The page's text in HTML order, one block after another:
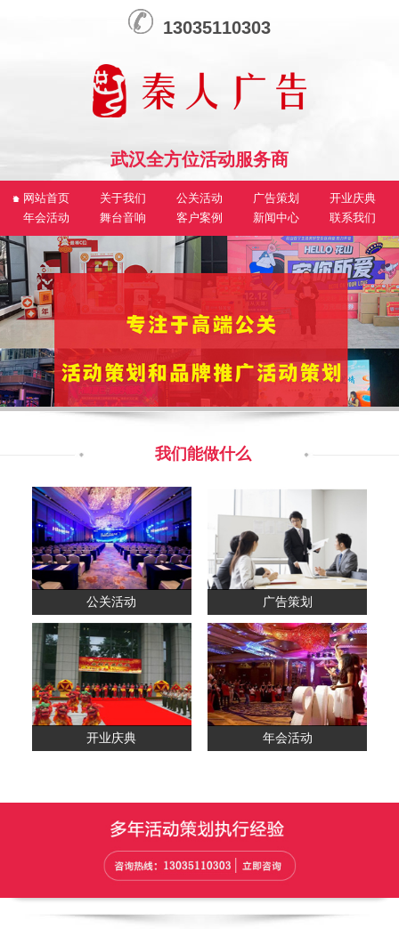
13035110303
武汉全方位活动服务商
网站首页 关于我们 公关活动 广告策划
开业庆典
年会活动
舞台音响 客户案例 新闻中心 联系我们
我们能做什么
公关活动 广告策划
开业庆典 年会活动